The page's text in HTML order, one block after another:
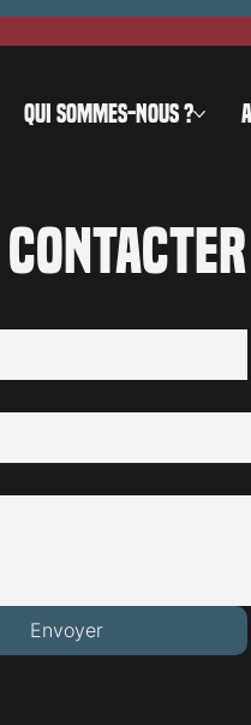
QUI SOMMES-NOUS ?
contacter
Envoyer